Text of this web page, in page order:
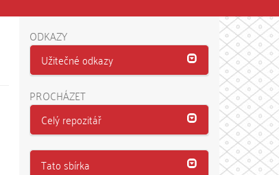
ODKAZY
Užitečné odkazy
PROCHÁZET
Celý repozitář
Tato sbírka